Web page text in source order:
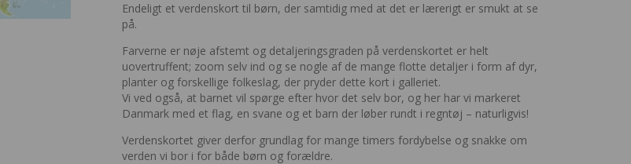
til
359,10 kr.
Endeligt et verdenskort til børn, der samtidig med at det er lærerigt er smukt at se
på.
Farverne er nøje afstemt og detaljeringsgraden på verdenskortet er helt
uovertruffent; zoom selv ind og se nogle af de mange flotte detaljer i form af dyr,
planter og forskellige folkeslag, der pryder dette kort i galleriet.
Vi ved også, at barnet vil spørge efter hvor det selv bor, og her har vi markeret
Danmark med et flag, en svane og et barn der løber rundt i regntøj – naturligvis!
Verdenskortet giver derfor grundlag for mange timers fordybelse og snakke om
verden vi bor i for både børn og forældre.